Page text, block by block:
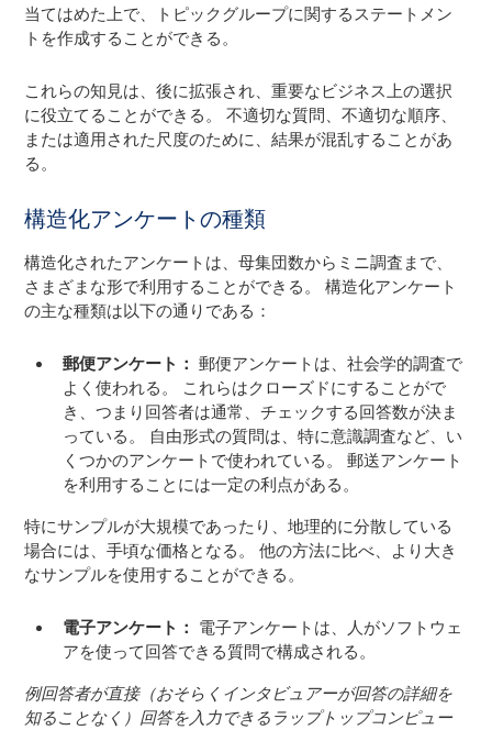
当てはめた上で、トピックグループに関するステートメン
トを作成することができる。
これらの知見は、後に拡張され、重要なビジネス上の選択
に役立てることができる。 不適切な質問、不適切な順序、
または適用された尺度のために、結果が混乱することがあ
る。
構造化アンケートの種類
構造化されたアンケートは、母集団数からミニ調査まで、
さまざまな形で利用することができる。 構造化アンケート
の主な種類は以下の通りである：
郵便アンケート：郵便アンケートは、社会学的調査で
よく使われる。 これらはクローズドにすることがで
き、つまり回答者は通常、チェックする回答数が決ま
っている。 自由形式の質問は、特に意識調査など、い
くつかのアンケートで使われている。 郵送アンケート
を利用することには一定の利点がある。
特にサンプルが大規模であったり、地理的に分散している
場合には、手頃な価格となる。 他の方法に比べ、より大き
なサンプルを使用することができる。
電子アンケート： 電子アンケートは、人がソフトウェ
アを使って回答できる質問で構成される。
例回答者が直接（おそらくインタビュアーが回答の詳細を
知ることなく）回答を入力できるラップトップコンピュー